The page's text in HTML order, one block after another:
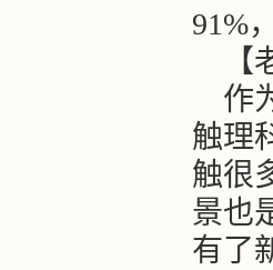
91%
作
触理
触很
景也
有了